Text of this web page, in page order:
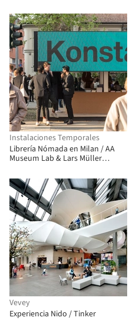
Instalaciones Temporales
Librería Nómada en Milan / AA
Museum Lab & Lars Müller
Vevey
Experiencia Nido / Tinker